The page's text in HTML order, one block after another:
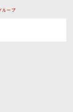
ループ